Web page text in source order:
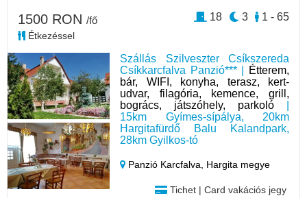
Szállás Szilveszter Csíkszereda
Csíkkarcfalva Panzió*** |
Étterem,
bár, WIFI, konyha, terasz, kert-
udvar, filagória, kemence, grill,
bogrács, játszóhely, parkoló
15km Gyímes-sípálya, 20km
Hargitafürdő Balu Kalandpark,
28km Gyilkos-tó
Panzió Karcfalva, Hargita megye
Tichet | Card vakációs jegy
1500 RON /fő
Étkezéssel
1 - 65
3
18